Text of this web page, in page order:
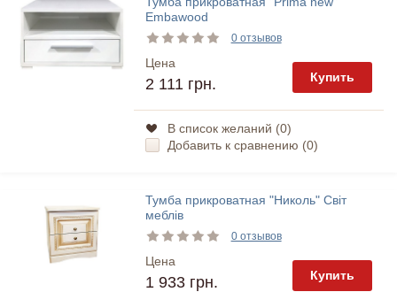
Embawood
0 отзывов
Цена
2 111 грн. Купить
В список желаний (0)
Добавить к сравнению (0)
Тумба прикроватная "Николь" Світ
меблів
0 отзывов
Цена
1 933 грн. Купить